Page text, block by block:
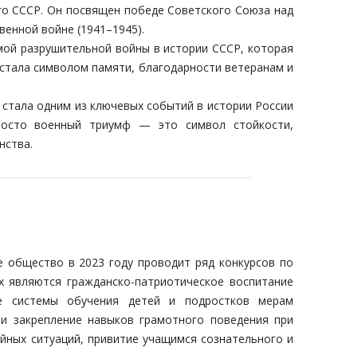
СССР. Он посвящен победе Советского Союза над
войне (1941–1945).
разрушительной войны в истории СССР, которая
символом памяти, благодарности ветеранам и
одним из ключевых событий в истории России
военный триумф — это символ стойкости,
в 2023 году проводит ряд конкурсов по
гражданско-патриотическое воспитание
системы обучения детей и подростков мерам
навыков грамотного поведения при
ситуаций, привитие учащимся сознательного и